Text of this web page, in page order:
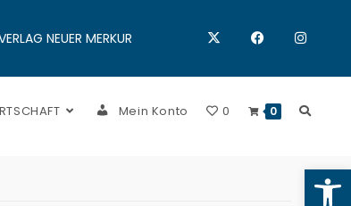
NEUER MERKUR
Mein Konto 0 0